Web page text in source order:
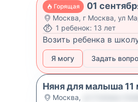
Горящая 01
Москва, г Москва, ул
1 ребенок: 13 лет
Возить ребенка в
Я могу Задать
Няня для малыша 11
Москва,